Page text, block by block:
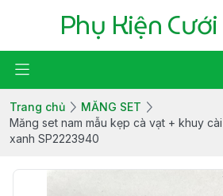
Phụ Kiện
Trang chủ
MĂNG SET
Măng set nam mẫu kẹp cà vạt + khuy
xanh SP2223940